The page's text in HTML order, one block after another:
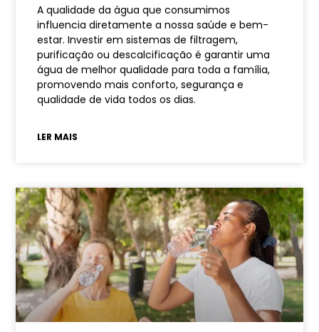
A qualidade da água que consumimos
influencia diretamente a nossa saúde e bem-
estar. Investir em sistemas de filtragem,
purificação ou descalcificação é garantir uma
água de melhor qualidade para toda a família,
promovendo mais conforto, segurança e
qualidade de vida todos os dias.
LER MAIS